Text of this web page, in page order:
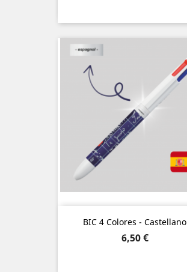
BIC 4 Colores - Castellano
Precio
6,50 €